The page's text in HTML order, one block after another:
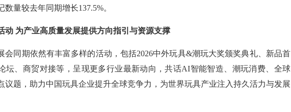
数量较去年同期增长137.5%。
动 为产业高质量发展提供方向指引与资源支撑
会同期依然有丰富多样的活动，包括2026中外玩具&潮玩大奖颁奖典礼、新品首
坛、商贸对接等，呈现更多行业最新动向，共话AI智能智造、潮玩消费 、全球
议题，助力中国玩具企业提升全球竞争力，为世界玩具产业注入持久活力与发展